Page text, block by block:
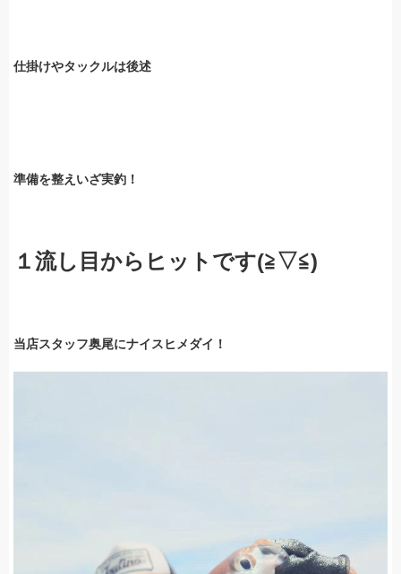
仕掛けやタックルは後述
準備を整えいざ実釣！
１流し目からヒットです(≧▽≦)
当店スタッフ奥尾にナイスヒメダイ！